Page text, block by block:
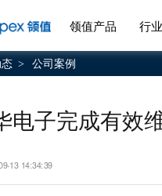
领值产品 行
> 公司案例
电子完成有效
13 14:34:39